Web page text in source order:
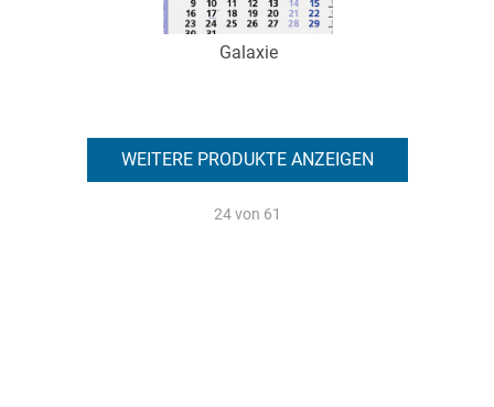
Galaxie
Verfügbar
WEITERE PRODUKTE ANZEIGEN
24 von 61